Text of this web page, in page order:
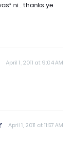
ni...thanks ye
April 1, 2011 at 9:04 AM
April 1, 2011 at 11:57 AM